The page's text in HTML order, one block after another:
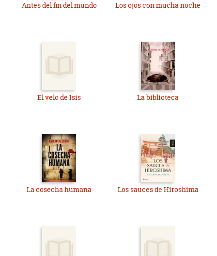
Antes del fin del mundo Los ojos con mucha noche
El velo de Isis La biblioteca
La cosecha humana Los sauces de Hiroshima